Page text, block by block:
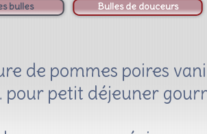
bulles Bulles de douceurs
de pommes poires
pour petit déjeuner